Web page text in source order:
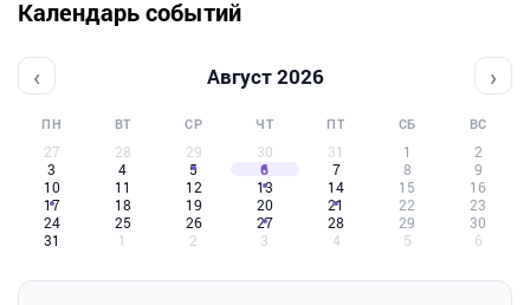
Календарь событий
‹ Август 2026 ›
ПН ВТ СР ЧТ ПТ СБ ВС
27 28 29 30 31 1
2
3
4 5 6 7 8
9
10
11 12 13 14 15
16
17
18 19 20 21 22
23
24
25 26 27 28 29
30
31
1 2 3 4 5 6